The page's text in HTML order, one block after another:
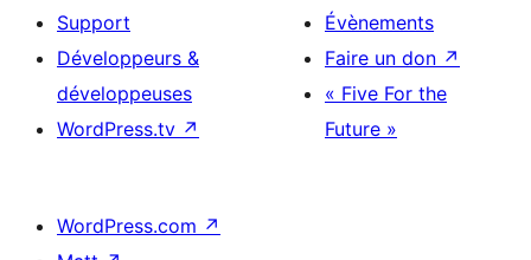
Support
Développeurs &
développeuses
WordPress.tv ↗
Évènements
Faire un don ↗
« Five For the
Future »
WordPress.com ↗